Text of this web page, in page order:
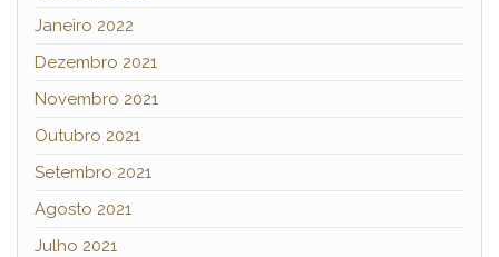
Janeiro 2022
Dezembro 2021
Novembro 2021
Outubro 2021
Setembro 2021
Agosto 2021
Julho 2021